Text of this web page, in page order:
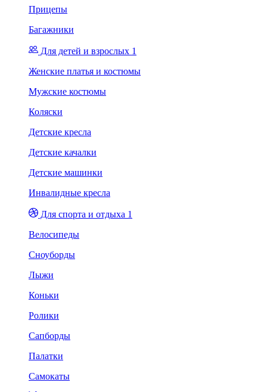
Прицепы
Багажники
Для детей и взрослых 1
Женские платья и костюмы
Мужские костюмы
Коляски
Детские кресла
Детские качалки
Детские машинки
Инвалидные кресла
Для спорта и отдыха 1
Велосипеды
Сноуборды
Лыжи
Коньки
Ролики
Сапборды
Палатки
Самокаты